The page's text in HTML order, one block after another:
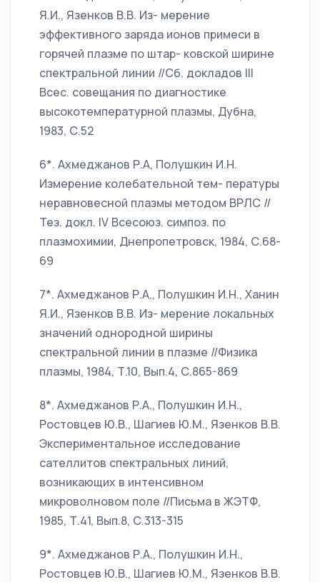
Я.И., Язенков В.В. Из- мерение
эффективного заряда ионов примеси в
горячей плазме по штар- ковской ширине
спектральной линии //Сб. докладов III
Всес. совещания по диагностике
высокотемпературной плазмы, Дубна,
1983, С.52
6*. Ахмеджанов Р.А, Полушкин И.Н.
Измерение колебательной тем- пературы
неравновесной плазмы методом ВРЛС //
Тез. докл. IV Всесоюз. симпоз. по
плазмохимии, Днепропетровск, 1984, С.68-
69
7*. Ахмеджанов Р.А., Полушкин И.Н., Ханин
Я.И., Язенков В.В. Из- мерение локальных
значений однородной ширины
спектральной линии в плазме //Физика
плазмы, 1984, Т.10, Вып.4, С.865-869
8*. Ахмеджанов Р.А., Полушкин И.Н.,
Ростовцев Ю.В., Шагиев Ю.М., Язенков В.В.
Экспериментальное исследование
сателлитов спектральных линий,
возникающих в интенсивном
микроволновом поле //Письма в ЖЭТФ,
1985, Т.41, Вып.8, С.313-315
9*. Ахмеджанов Р.А., Полушкин И.Н.,
Ростовцев Ю.В., Шагиев Ю.М., Язенков В.В.